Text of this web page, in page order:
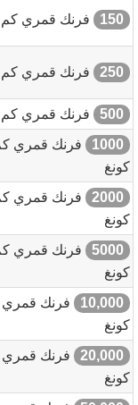
150 فرنك قمري كم
250 فرنك قمري كم
500
فرنك قمري كم
1000
فرنك قمري
كونغ
2000
فرنك قمري
كونغ
5000
فرنك قمري
كونغ
10,000
فرنك قمري
كونغ
20,000
فرنك قمري
كونغ